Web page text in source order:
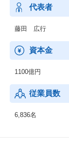
代表者
藤田 広行
資本金
1100億円
従業員数
6,836名